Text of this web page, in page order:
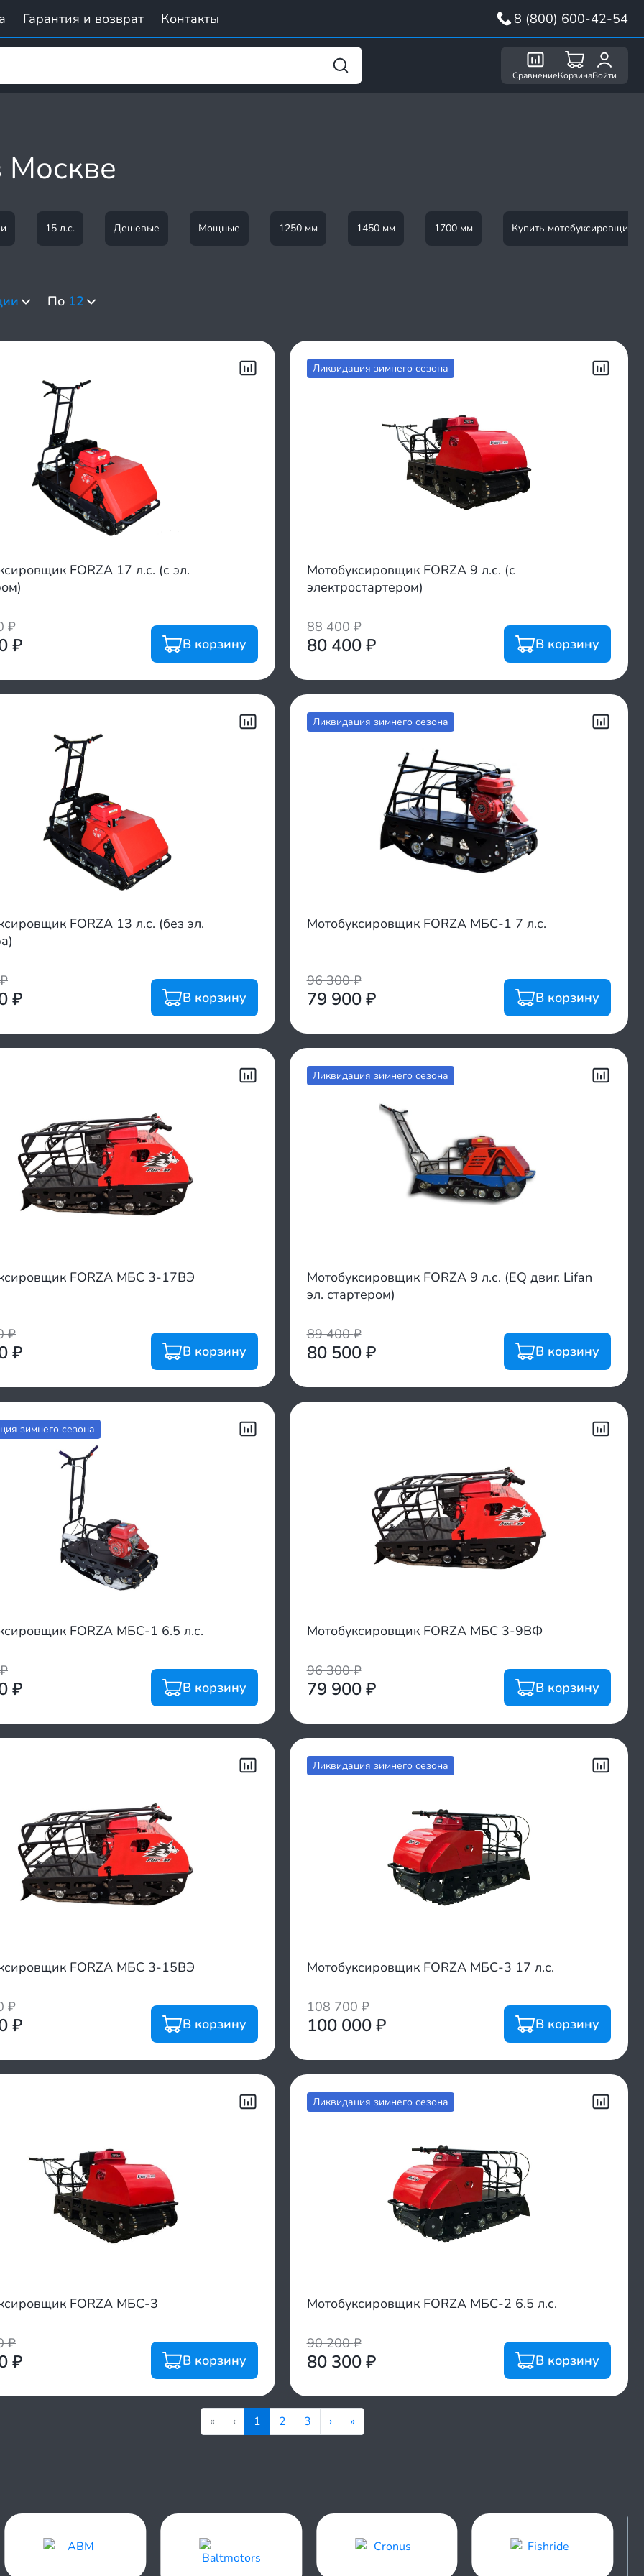
Гарантия и возврат Контакты 8 (800) 600-42-54
СравнениеКорзинаВойти
Москве
15 л.с. Дешевые Мощные 1250 мм 1450 мм 1700 мм Купить мотобуксировщик
По 12
FORZA 17 л.с. (с эл.
₽
₽ В корзину
Ликвидация зимнего сезона
Мотобуксировщик FORZA 9 л.с. (с
электростартером)
88 400₽
80 400₽ В корзину
FORZA 13 л.с. (без эл.
₽
₽ В корзину
Ликвидация зимнего сезона
Мотобуксировщик FORZA МБС-1 7 л.с.
96 300₽
79 900₽ В корзину
FORZA МБС 3-17ВЭ
₽
₽ В корзину
Ликвидация зимнего сезона
Мотобуксировщик FORZA 9 л.с. (EQ двиг. Lifan
эл. стартером)
89 400₽
80 500₽ В корзину
зимнего сезона
FORZA МБС-1 6.5 л.с.
₽
₽ В корзину
Мотобуксировщик FORZA МБС 3-9ВФ
96 300₽
79 900₽ В корзину
FORZA МБС 3-15ВЭ
₽
₽ В корзину
Ликвидация зимнего сезона
Мотобуксировщик FORZA МБС-3 17 л.с.
108 700₽
100 000₽ В корзину
FORZA МБС-3
₽
₽ В корзину
Ликвидация зимнего сезона
Мотобуксировщик FORZA МБС-2 6.5 л.с.
90 200₽
80 300₽ В корзину
« ‹ 1 2 3 › »